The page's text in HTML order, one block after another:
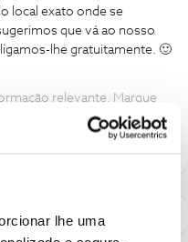
lhe uma
local exato onde se
que vá ao nosso
lhe gratuitamente. 🙂
relevante. Marque
nos melhores comentários.